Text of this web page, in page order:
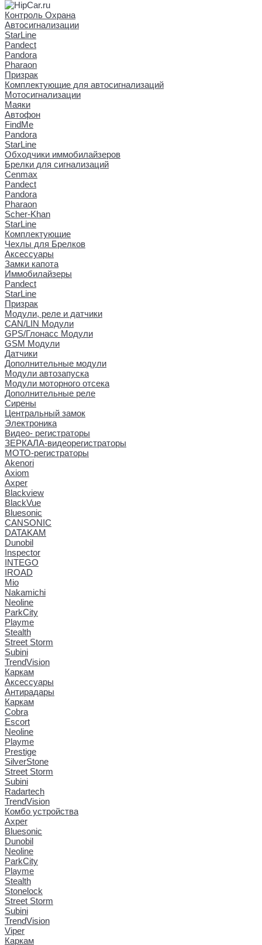
Контроль Охрана
Автосигнализации
StarLine
Pandect
Pandora
Pharaon
Призрак
Комплектующие для автосигнализаций
Мотосигнализации
Маяки
Автофон
FindMe
Pandora
StarLine
Обходчики иммобилайзеров
Брелки для сигнализаций
Cenmax
Pandect
Pandora
Pharaon
Scher-Khan
StarLine
Комплектующие
Чехлы для Брелков
Аксессуары
Замки капота
Иммобилайзеры
Pandect
StarLine
Призрак
Модули, реле и датчики
CAN/LIN Модули
GPS/Глонасс Модули
GSM Модули
Датчики
Дополнительные модули
Модули автозапуска
Модули моторного отсека
Дополнительные реле
Сирены
Центральный замок
Электроника
Видео- регистраторы
ЗЕРКАЛА-видеорегистраторы
МОТО-регистраторы
Akenori
Axiom
Axper
Blackview
BlackVue
Bluesonic
CANSONIC
DATAKAM
Dunobil
Inspector
INTEGO
IROAD
Mio
Nakamichi
Neoline
ParkCity
Playme
Stealth
Street Storm
Subini
TrendVision
Каркам
Аксессуары
Антирадары
Каркам
Cobra
Escort
Neoline
Playme
Prestige
SilverStone
Street Storm
Subini
Radartech
TrendVision
Комбо устройства
Axper
Bluesonic
Dunobil
Neoline
ParkCity
Playme
Stealth
Stonelock
Street Storm
Subini
TrendVision
Viper
Каркам